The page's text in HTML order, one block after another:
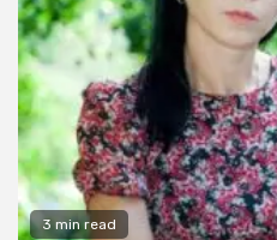
3 min read